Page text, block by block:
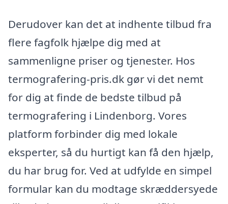
Derudover kan det at indhente tilbud fra
flere fagfolk hjælpe dig med at
sammenligne priser og tjenester. Hos
termografering-pris.dk gør vi det nemt
for dig at finde de bedste tilbud på
termografering i Lindenborg. Vores
platform forbinder dig med lokale
eksperter, så du hurtigt kan få den hjælp,
du har brug for. Ved at udfylde en simpel
formular kan du modtage skræddersyede